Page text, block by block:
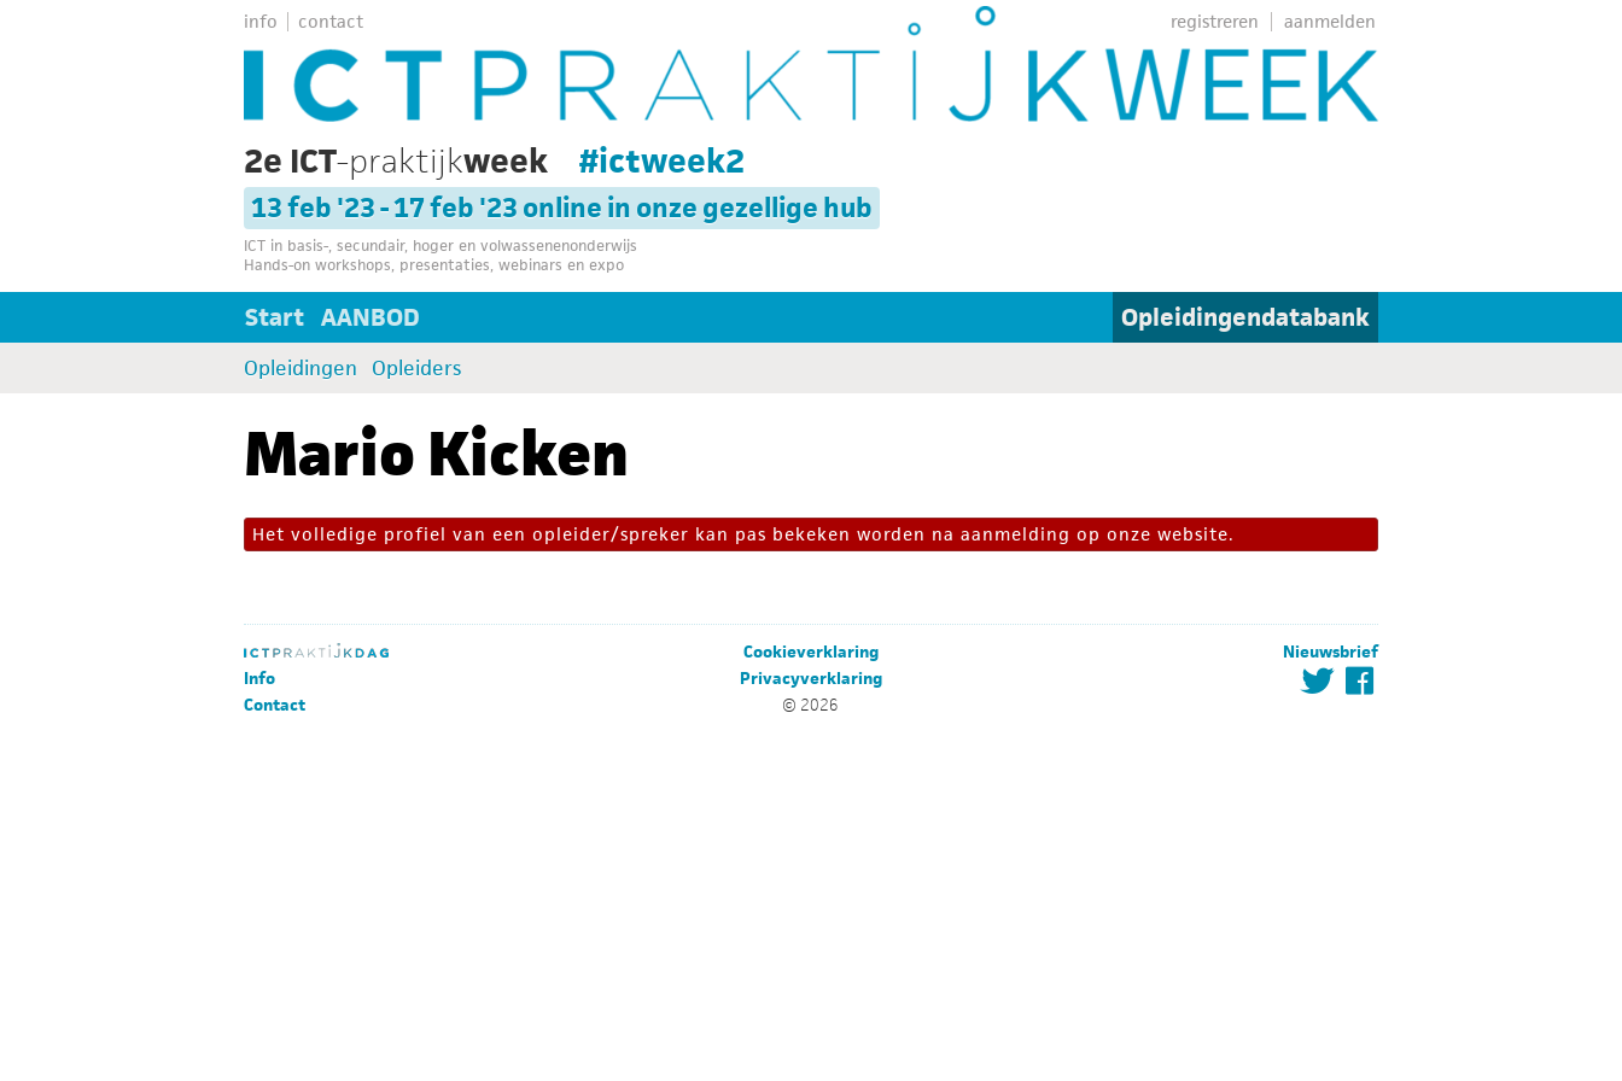
info contact aanmelden
registreren
2e ICT-praktijkweek #ictweek2
13 feb '23 - 17 feb '23 online in onze gezellige hub
ICT in basis-, secundair, hoger en volwassenenonderwijs
Hands-on workshops, presentaties, webinars en expo
Start AANBOD Opleidingendatabank
Opleidingen Opleiders
Mario Kicken
Het volledige profiel van een opleider/spreker kan pas bekeken worden na aanmelding op onze website.
Info
Contact
Cookieverklaring
Privacyverklaring
© 2026
Nieuwsbrief